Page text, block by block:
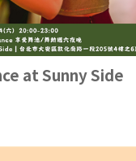
at Sunny Side